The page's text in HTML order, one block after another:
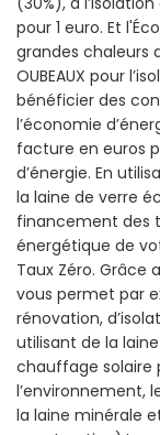
pour 1 euro. Et
grandes chaleurs
OUBEAUX pour
bénéficier des
l’économie
facture en euros
d’énergie. En
la laine de verre
financement des
énergétique de
Taux Zéro. Grâce
vous permet par
rénovation,
utilisant de la
chauffage solaire
l’environnement,
la laine minérale